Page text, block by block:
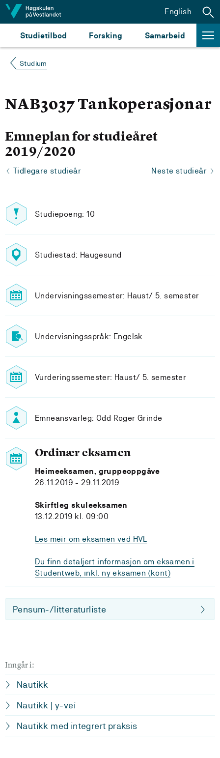
Hopp til innhald
Studietilbod Forsking Samarbeid
English
Studium
NAB3037 Tankoperasjonar
Emneplan for studieåret
2019/2020
Tidlegare studieår Neste studieår
Studiepoeng: 10
Studiestad: Haugesund
Undervisningssemester: Haust/ 5. semester
Undervisningsspråk: Engelsk
Vurderingssemester: Haust/ 5. semester
Emneansvarleg: Odd Roger Grinde
Ordinær eksamen
Heimeeksamen, gruppeoppgåve
26.11.2019 - 29.11.2019
Skirftleg skuleeksamen
13.12.2019 kl. 09:00
Les meir om eksamen ved HVL
Du finn detaljert informasjon om eksamen i
Studentweb, inkl. ny eksamen (kont)
Pensum-/litteraturliste
Inngår i:
Nautikk
Nautikk | y-vei
Nautikk med integrert praksis